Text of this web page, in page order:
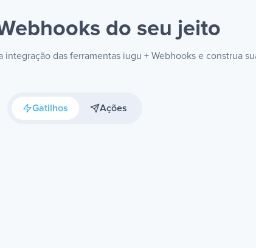
do seu jeito
das ferramentas iugu + Webhooks e construa
Gatilhos Ações